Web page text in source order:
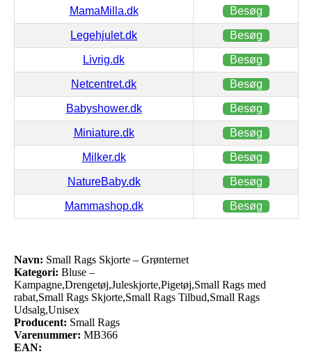
MamaMilla.dk Besøg
Legehjulet.dk Besøg
Livrig.dk Besøg
Netcentret.dk Besøg
Babyshower.dk Besøg
Miniature.dk Besøg
Milker.dk Besøg
NatureBaby.dk Besøg
Mammashop.dk Besøg
Navn: Small Rags Skjorte – Grønternet
Kategori: Bluse –
Kampagne,Drengetøj,Juleskjorte,Pigetøj,Small Rags med
rabat,Small Rags Skjorte,Small Rags Tilbud,Small Rags
Udsalg,Unisex
Producent: Small Rags
Varenummer: MB366
EAN: